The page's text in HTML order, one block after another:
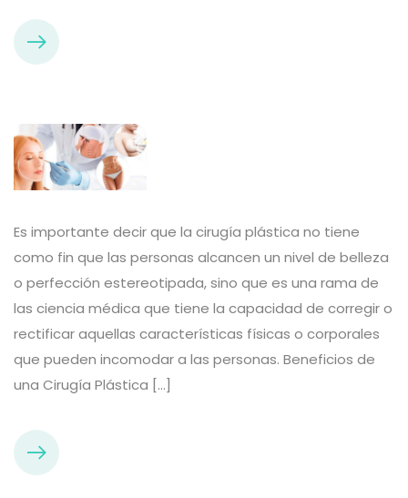
Es importante decir que la cirugía plástica no tiene
como fin que las personas alcancen un nivel de belleza
o perfección estereotipada, sino que es una rama de
las ciencia médica que tiene la capacidad de corregir o
rectificar aquellas características físicas o corporales
que pueden incomodar a las personas. Beneficios de
una Cirugía Plástica […]